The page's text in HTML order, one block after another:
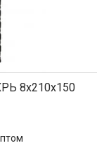
8x210x150